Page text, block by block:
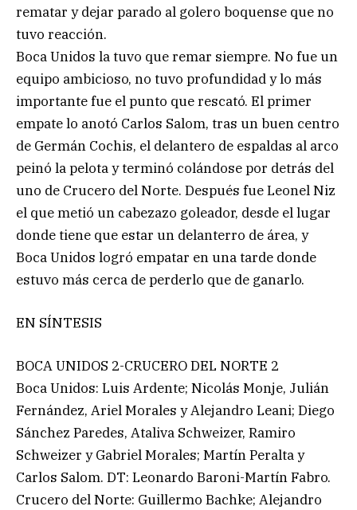
rematar y dejar parado al golero boquense que no
tuvo reacción.
Boca Unidos la tuvo que remar siempre. No fue un
equipo ambicioso, no tuvo profundidad y lo más
importante fue el punto que rescató. El primer
empate lo anotó Carlos Salom, tras un buen centro
de Germán Cochis, el delantero de espaldas al arco
peinó la pelota y terminó colándose por detrás del
uno de Crucero del Norte. Después fue Leonel Niz
el que metió un cabezazo goleador, desde el lugar
donde tiene que estar un delanterro de área, y
Boca Unidos logró empatar en una tarde donde
estuvo más cerca de perderlo que de ganarlo.
EN SÍNTESIS
BOCA UNIDOS 2-CRUCERO DEL NORTE 2
Boca Unidos: Luis Ardente; Nicolás Monje, Julián
Fernández, Ariel Morales y Alejandro Leani; Diego
Sánchez Paredes, Ataliva Schweizer, Ramiro
Schweizer y Gabriel Morales; Martín Peralta y
Carlos Salom. DT: Leonardo Baroni-Martín Fabro.
Crucero del Norte: Guillermo Bachke; Alejandro